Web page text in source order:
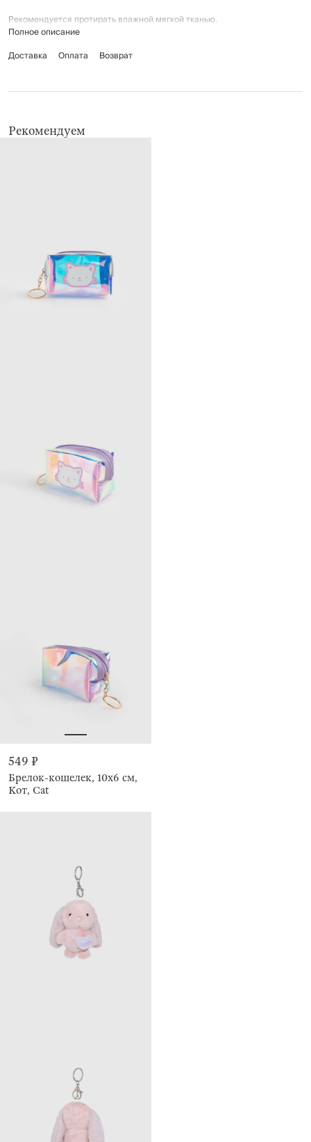
Рекомендуется протирать влажной мягкой тканью.
Полное описание
Доставка
Оплата Возврат
Рекомендуем
549 ₽
Брелок-кошелек, 10х6 см,
Кот, Cat